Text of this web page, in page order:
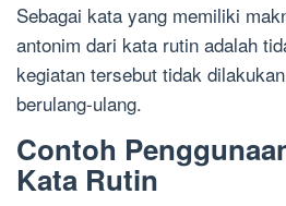
Sebagai kata yang memiliki
antonim dari kata rutin adalah
kegiatan tersebut tidak
berulang-ulang.
Contoh
Kata Rutin